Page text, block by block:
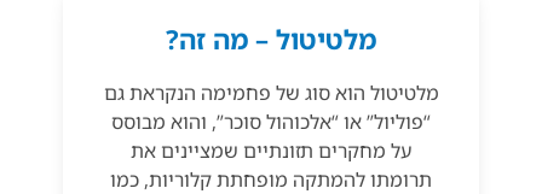
מלטיטול – מה זה?
מלטיטול הוא סוג של פחמימה הנקראת גם
“פוליול” או “אלכוהול סוכר”, והוא מבוסס
על מחקרים תזונתיים שמציינים את
תרומתו להמתקה מופחתת קלוריות, כמו